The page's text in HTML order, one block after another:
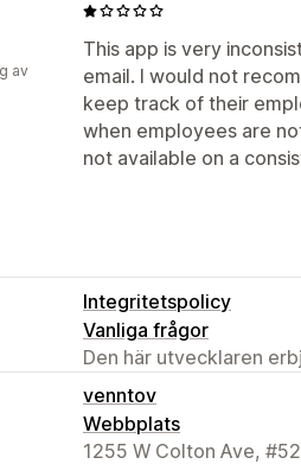
This app is very
email. I would not
keep track of their
when employees are
not available on a
av
Integritetspolicy
Vanliga frågor
Den här utvecklaren
venntov
Webbplats
1255 W Colton Ave,